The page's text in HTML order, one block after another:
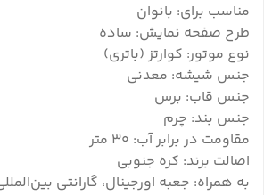
مناسب برای: بانوان
طرح صفحه نمایش: ساده
نوع موتور: کوارتز (باتری)
جنس شیشه: معدنی
جنس قاب: برس
جنس بند: چرم
مقاومت در برابر آب: 30 متر
اصالت برند: کره جنوبی
به همراه: جعبه اورجینال، گارانتی